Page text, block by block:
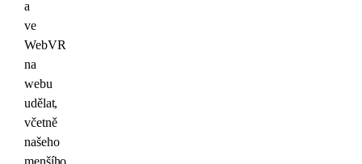
a
ve
WebVR
na
webu
udělat,
včetně
našeho
menšího